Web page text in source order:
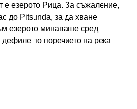
е езерото Рица. За съжаление,
до Pitsunda, за да хване
езерото минаваше сред
дефиле по поречието на река